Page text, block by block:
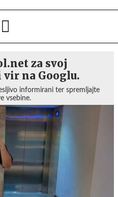
za svoj
na Googlu.
informirani ter spremljajte
vsebine.